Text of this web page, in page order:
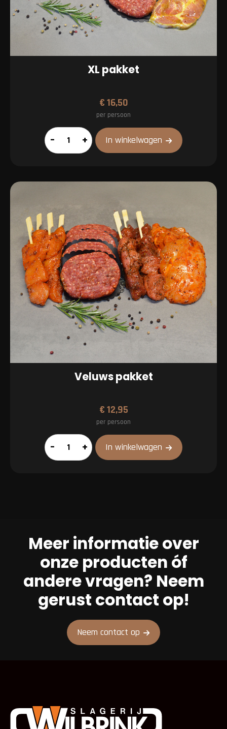
XL pakket
€16,50
per persoon
XL
pakket
– + In winkelwagen
Veluws pakket
€12,95
per persoon
Veluws
pakket
– + In winkelwagen
Meer informatie over
onze producten óf
andere vragen? Neem
gerust contact op!
Neem contact op